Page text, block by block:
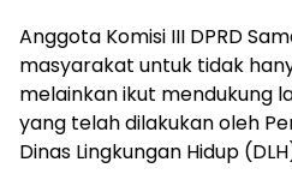
Anggota Komisi III DPRD
masyarakat untuk tidak
melainkan ikut mendukung
yang telah dilakukan oleh
Dinas Lingkungan Hidup